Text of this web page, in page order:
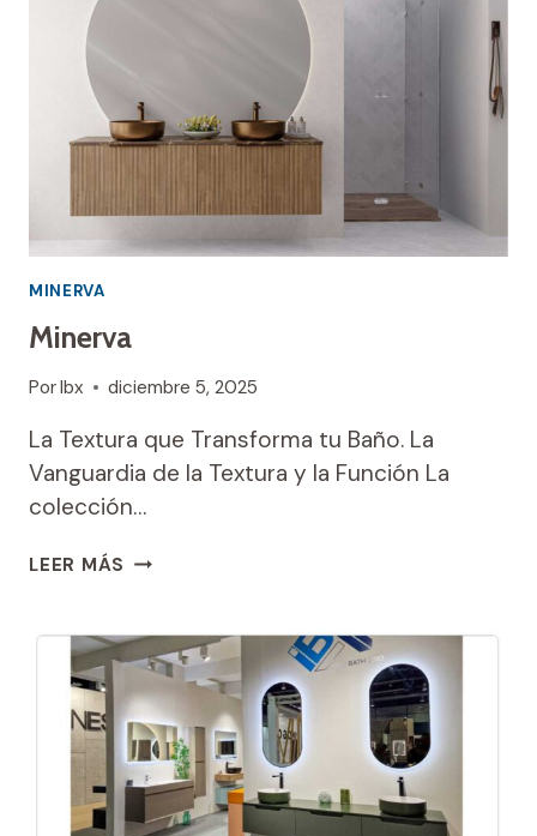
MINERVA
Minerva
PorIbx diciembre 5, 2025
La Textura que Transforma tu Baño. La
Vanguardia de la Textura y la Función La
colección…
LEER MÁS MINERVA